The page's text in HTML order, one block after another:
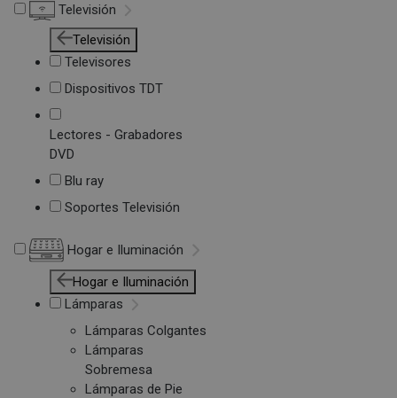
Televisión
Televisión
Televisores
Dispositivos TDT
Lectores - Grabadores
DVD
Blu ray
Soportes Televisión
Hogar e Iluminación
Hogar e Iluminación
Lámparas
Lámparas Colgantes
Lámparas
Sobremesa
Lámparas de Pie